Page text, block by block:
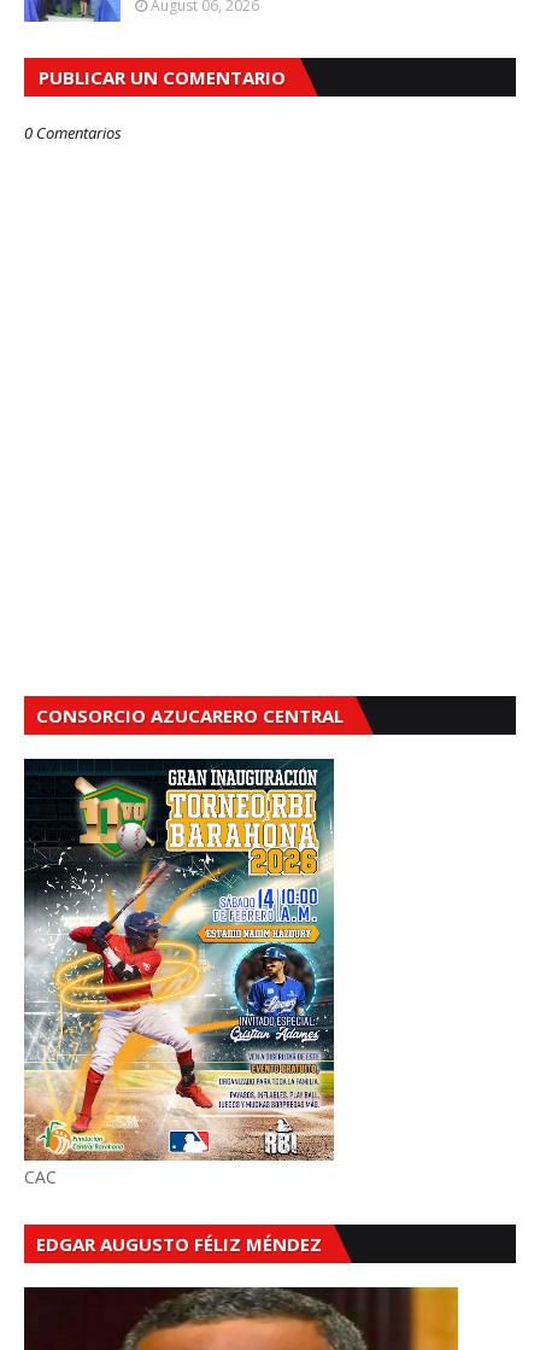
August 06, 2026
PUBLICAR UN COMENTARIO
0 Comentarios
CONSORCIO AZUCARERO CENTRAL
CAC
EDGAR AUGUSTO FÉLIZ MÉNDEZ